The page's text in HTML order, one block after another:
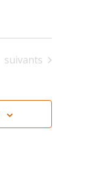
Évènements
suivants